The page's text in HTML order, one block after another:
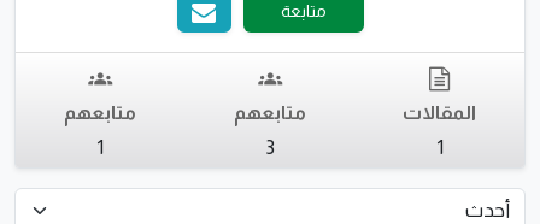
متابعة
المقالات
1
متابعهم
3
متابعهم
1